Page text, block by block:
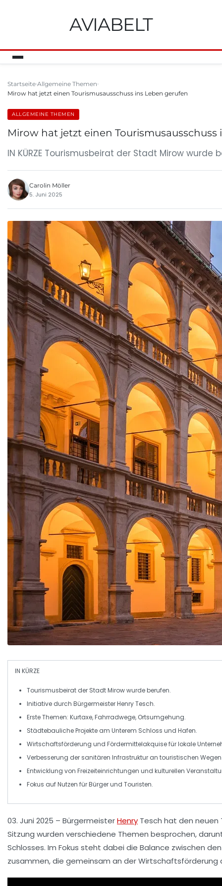
AVIABELT
Startseite Allgemeine Themen
Mirow hat jetzt einen Tourismusausschuss ins Leben gerufen
ALLGEMEINE THEMEN
Mirow hat jetzt einen
IN KÜRZE Tourismusbeirat der Stadt Mirow
Carolin Möller
5. Juni 2025
IN KÜRZE
Tourismusbeirat der Stadt Mirow wurde berufen.
Initiative durch Bürgermeister Henry Tesch.
Erste Themen: Kurtaxe,Fahrradwege, Ortsumgehung.
Städtebauliche Projekte am Unterem Schloss und Hafen.
Wirtschaftsförderung und Fördermittelakquisefür lokale
Verbesserung der sanitären Infrastruktur an touristischen
Entwicklung von Freizeiteinrichtungen und kulturellen
Fokus auf Nutzen fürBürgerund Touristen.
03. Juni 2025 – BürgermeisterHenry Tesch hat den neuen
Sitzung wurden verschiedene Themen besprochen,
Schlosses. Im Fokus steht dabei die Balance zwischen
zusammen, die gemeinsam an derWirtschaftsförderung